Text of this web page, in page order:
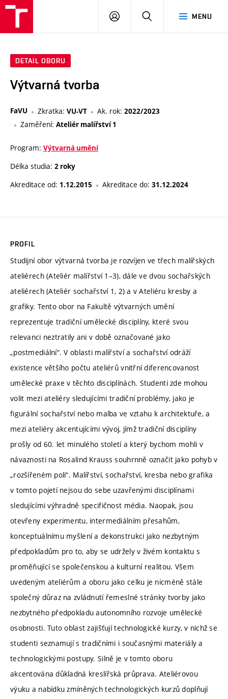
MENU
PŘIHLÁSIT
DETAIL OBORU
Výtvarná tvorba
FaVU Zkratka: VU-VT Ak. rok: 2022/2023
Zaměření: Ateliér malířství 1
Program: Výtvarná umění
Délka studia: 2 roky
Akreditace od: 1.12.2015 Akreditace do: 31.12.2024
PROFIL
Studijní obor výtvarná tvorba je rozvíjen ve třech malířských
ateliérech (Ateliér malířství 1–3), dále ve dvou sochařských
ateliérech (Ateliér sochařství 1, 2) a v Ateliéru kresby a
grafiky. Tento obor na Fakultě výtvarných umění
reprezentuje tradiční umělecké disciplíny, které svou
relevanci neztratily ani v době označované jako
„postmediální“. V oblasti malířství a sochařství odráží
existence většího počtu ateliérů vnitřní diferencovanost
umělecké praxe v těchto disciplínách. Studenti zde mohou
volit mezi ateliéry sledujícími tradiční problémy, jako je
figurální sochařství nebo malba ve vztahu k architektuře, a
mezi ateliéry akcentujícími vývoj, jímž tradiční disciplíny
prošly od 60. let minulého století a který bychom mohli v
návaznosti na Rosalind Krauss souhrnně označit jako pohyb v
„rozšířeném poli“. Malířství, sochařství, kresba nebo grafika
v tomto pojetí nejsou do sebe uzavřenými disciplínami
sledujícími výhradně specifičnost média. Naopak, jsou
otevřeny experimentu, intermediálním přesahům,
konceptuálnímu myšlení a dekonstrukci jako nezbytným
předpokladům pro to, aby se udržely v živém kontaktu s
proměňující se společenskou a kulturní realitou. Všem
uvedeným ateliérům a oboru jako celku je nicméně stále
společný důraz na zvládnutí řemeslné stránky tvorby jako
nezbytného předpokladu autonomního rozvoje umělecké
osobnosti. Tuto oblast zajišťují technologické kurzy, v nichž se
studenti seznamují s tradičními i současnými materiály a
technologickými postupy. Silně je v tomto oboru
akcentována důkladná kreslířská průprava. Ateliérovou
výuku a nabídku zmíněných technologických kurzů doplňují